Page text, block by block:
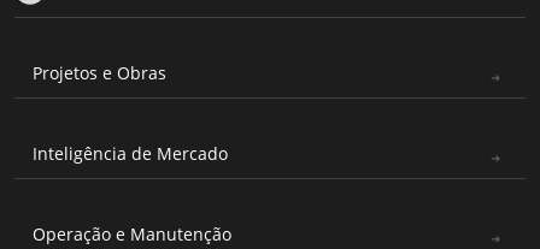
Projetos e Obras
Inteligência de Mercado
Operação e Manutenção